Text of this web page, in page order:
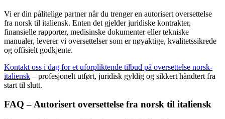
Vi er din pålitelige partner når du trenger en autorisert oversettelse
fra norsk til italiensk. Enten det gjelder juridiske kontrakter,
finansielle rapporter, medisinske dokumenter eller tekniske
manualer, leverer vi oversettelser som er nøyaktige, kvalitetssikrede
og offisielt godkjente.
Kontakt oss i dag for et uforpliktende tilbud på oversettelse norsk-
italiensk – profesjonelt utført, juridisk gyldig og sikkert håndtert fra
start til slutt.
FAQ – Autorisert oversettelse fra norsk til italiensk